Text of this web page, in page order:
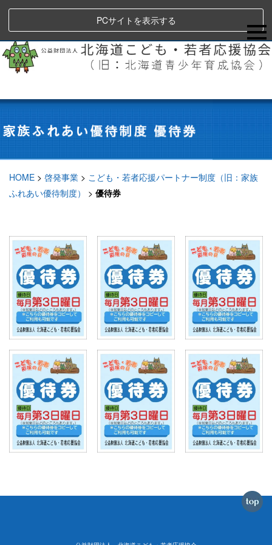
PCサイトを表示する
HOME > 啓発事業 > こども・若者応援パートナー制度（旧：家族
ふれあい優待制度）
> 優待券